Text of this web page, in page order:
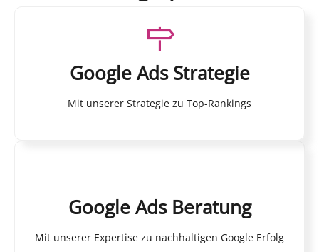
Google Ads Strategie
Mit unserer Strategie zu Top-Rankings
Google Ads Beratung
Mit unserer Expertise zu nachhaltigen Google Erfolg